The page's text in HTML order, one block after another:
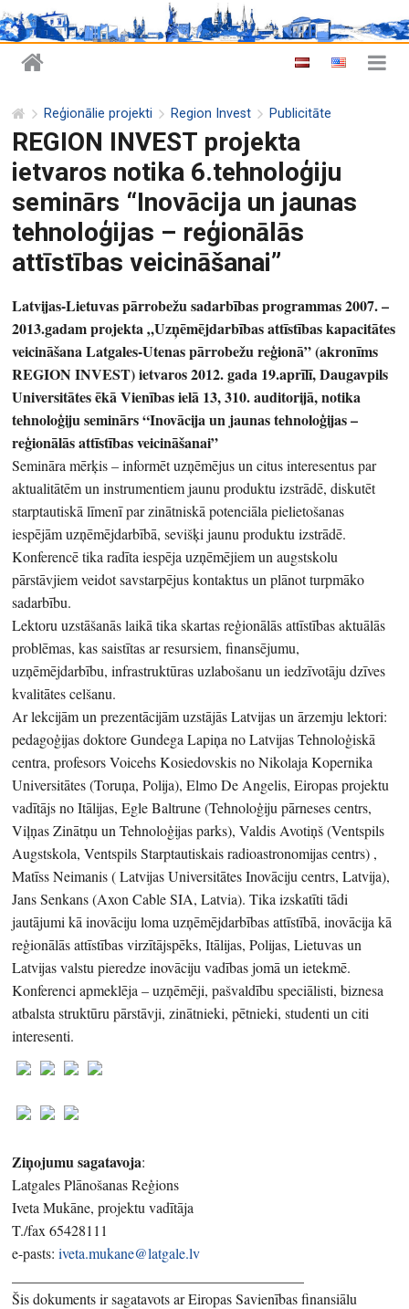
Reģionālie projekti Region Invest Publicitāte
REGION INVEST projekta
ietvaros notika 6.tehnoloģiju
seminārs “Inovācija un jaunas
tehnoloģijas – reģionālās
attīstības veicināšanai”
Latvijas-Lietuvas pārrobežu sadarbības programmas 2007. –
2013.gadam projekta „Uzņēmējdarbības attīstības kapacitātes
veicināšana Latgales-Utenas pārrobežu reģionā” (akronīms
REGION INVEST) ietvaros 2012. gada 19.aprīlī, Daugavpils
Universitātes ēkā Vienības ielā 13, 310. auditorijā, notika
tehnoloģiju seminārs “Inovācija un jaunas tehnoloģijas –
reģionālās attīstības veicināšanai”
Semināra mērķis – informēt uzņēmējus un citus interesentus par
aktualitātēm un instrumentiem jaunu produktu izstrādē, diskutēt
starptautiskā līmenī par zinātniskā potenciāla pielietošanas
iespējām uzņēmējdarbībā, sevišķi jaunu produktu izstrādē.
Konferencē tika radīta iespēja uzņēmējiem un augstskolu
pārstāvjiem veidot savstarpējus kontaktus un plānot turpmāko
sadarbību.
Lektoru uzstāšanās laikā tika skartas reģionālās attīstības aktuālās
problēmas, kas saistītas ar resursiem, finansējumu,
uzņēmējdarbību, infrastruktūras uzlabošanu un iedzīvotāju dzīves
kvalitātes celšanu.
Ar lekcijām un prezentācijām uzstājās Latvijas un ārzemju lektori:
pedagoģijas doktore Gundega Lapiņa no Latvijas Tehnoloģiskā
centra, profesors Voicehs Kosiedovskis no Nikolaja Kopernika
Universitātes (Toruņa, Polija), Elmo De Angelis, Eiropas projektu
vadītājs no Itālijas, Egle Baltrune (Tehnoloģiju pārneses centrs,
Viļņas Zinātņu un Tehnoloģijas parks), Valdis Avotiņš (Ventspils
Augstskola, Ventspils Starptautiskais radioastronomijas centrs) ,
Matīss Neimanis ( Latvijas Universitātes Inovāciju centrs, Latvija),
Jans Senkans (Axon Cable SIA, Latvia). Tika izskatīti tādi
jautājumi kā inovāciju loma uzņēmējdarbības attīstībā, inovācija kā
reģionālās attīstības virzītājspēks, Itālijas, Polijas, Lietuvas un
Latvijas valstu pieredze inovāciju vadības jomā un ietekmē.
Konferenci apmeklēja – uzņēmēji, pašvaldību speciālisti, biznesa
atbalsta struktūru pārstāvji, zinātnieki, pētnieki, studenti un citi
interesenti.
Ziņojumu sagatavoja:
Latgales Plānošanas Reģions
Iveta Mukāne, projektu vadītāja
T./fax 65428111
e-pasts:iveta.mukane@latgale.lv
Šis dokuments ir sagatavots ar Eiropas Savienības finansiālu